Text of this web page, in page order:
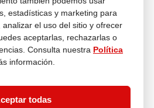
estadísticas y marketing para
el uso del sitio y ofrecer
aceptarlas, rechazarlas o
Consulta nuestra Política
información.
todas